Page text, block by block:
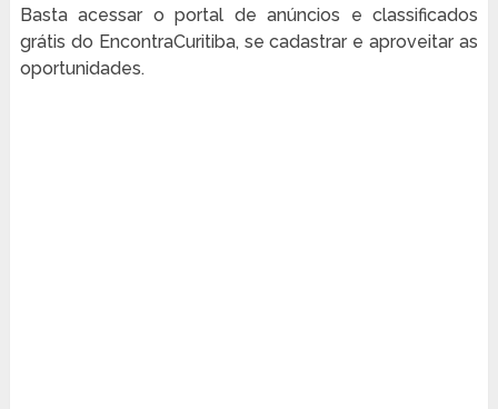
Basta acessar o portal de anúncios e classificados
grátis do EncontraCuritiba, se cadastrar e aproveitar as
oportunidades.